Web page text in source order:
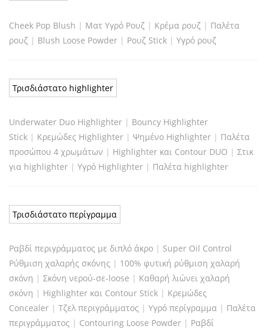
Cheek Pop Blush | Ματ Υγρό Ρουζ | Κρέμα ρουζ | Παλέτα
ρουζ | Blush Loose Powder | Ρουζ Stick | Υγρό ρουζ
Τρισδιάστατο highlighter
Underwater Duo Highlighter | Bouncy Highlighter
Stick | Κρεμώδες Highlighter | Ψημένο Highlighter | Παλέτα
προσώπου 4 χρωμάτων | Highlighter και Contour DUO | Στικ
για highlighter | Υγρό Highlighter | Παλέτα highlighter
Τρισδιάστατο περίγραμμα
Ραβδί περιγράμματος με διπλό άκρο | Super Oil Control
Ρύθμιση χαλαρής σκόνης | 100% φυτική ρύθμιση χαλαρή
σκόνη | Σκόνη νερού-σε-loose | Καθαρή λιώνει χαλαρή
σκόνη | Highlighter και Contour Stick | Κρεμώδες
Concealer | Τζελ περιγράμματος | Υγρό περίγραμμα | Παλέτα
περιγράμματος | Contouring Loose Powder | Ραβδί